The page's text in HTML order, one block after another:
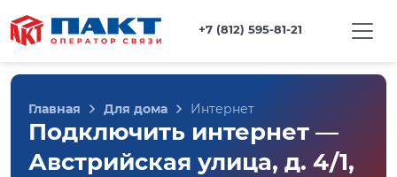
+7 (812) 595-81-21
Главная Для дома Интернет
Подключить интернет —
Австрийская улица, д. 4/1,